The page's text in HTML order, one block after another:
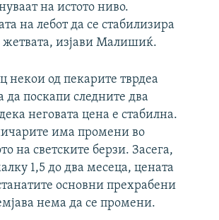
на истото ниво.
на лебот да се стабилизира
жетвата, изјави Малишиќ.
некои од пекарите тврдеа
да поскапи следните два
неговата цена е стабилна.
има промени во
на светските берзи. Засега,
1,5 до два месеца, цената
основни прехрабени
нема да се промени.